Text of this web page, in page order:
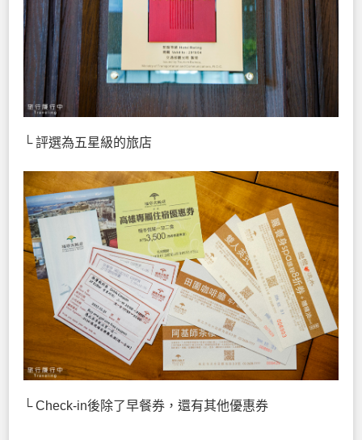
└ 評選為五星級的旅店
└ Check-in後除了早餐券，還有其他優惠券